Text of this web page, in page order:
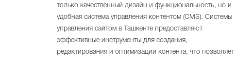
только качественный дизайн и функциональность, но и
удобная система управления контентом (CMS). Системы
управления сайтом в Ташкенте предоставляют
эффективные инструменты для создания,
редактирования и оптимизации контента, что позволяет